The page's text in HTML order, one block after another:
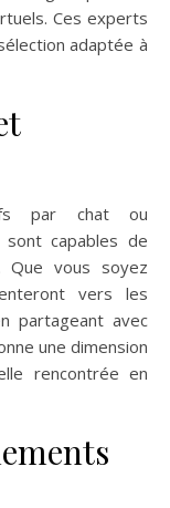
Ces experts
adaptée à
par chat ou
sont capables de
Que vous soyez
vers les
partageant avec
une dimension
rencontrée en